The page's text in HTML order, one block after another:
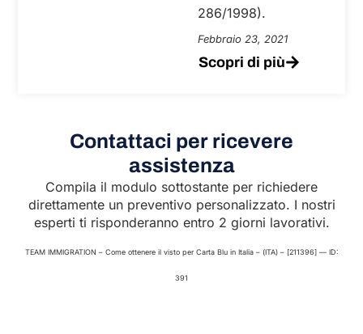
286/1998).
Febbraio 23, 2021
Scopri di più
Contattaci per ricevere
assistenza
Compila il modulo sottostante per richiedere
direttamente un preventivo personalizzato. I nostri
esperti ti risponderanno entro 2 giorni lavorativi.
TEAM IMMIGRATION – Come ottenere il visto per Carta Blu in Italia – (ITA) – [211396] — ID:
391